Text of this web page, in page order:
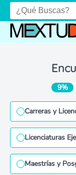
9%
Carreras y
Licenciaturas
Maestrías y